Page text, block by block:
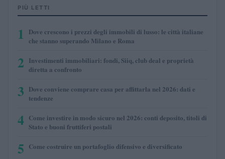
PIÙ LETTI
1
Dove crescono i prezzi degli immobili di lusso: le città italiane
che stanno superando Milano e Roma
2 Investimenti immobiliari: fondi, Siiq, club deal e proprietà
diretta a confronto
3 Dove conviene comprare casa per affittarla nel 2026: dati e
tendenze
4 Come investire in modo sicuro nel 2026: conti deposito, titoli di
Stato e buoni fruttiferi postali
5 Come costruire un portafoglio difensivo e diversificato